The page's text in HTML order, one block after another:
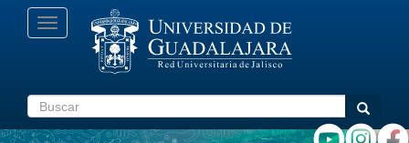
Pasar
Toggle
navigation
Buscar Buscar